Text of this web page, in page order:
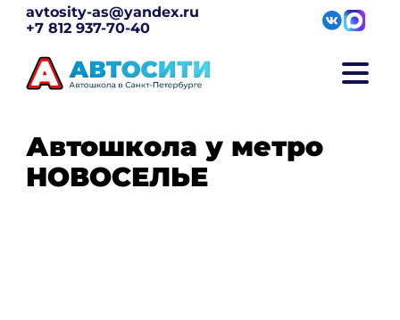
avtosity-as@yandex.ru
+7 812 937-70-40
Автошкола у метро
НОВОСЕЛЬЕ